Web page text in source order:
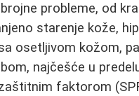
probleme, od
starenje kože,
osetljivom kožom,
najčešće u
faktorom